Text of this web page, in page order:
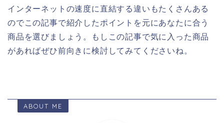
インターネットの速度に直結する違いもたくさんある
のでこの記事で紹介したポイントを元にあなたに合う
商品を選びましょう。もしこの記事で気に入った商品
があればぜひ前向きに検討してみてくださいね。
ABOUT ME